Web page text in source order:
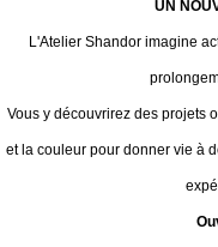
UN
L'Atelier Shandor imagine
Vous y découvrirez des projets
et la couleur pour donner vie à